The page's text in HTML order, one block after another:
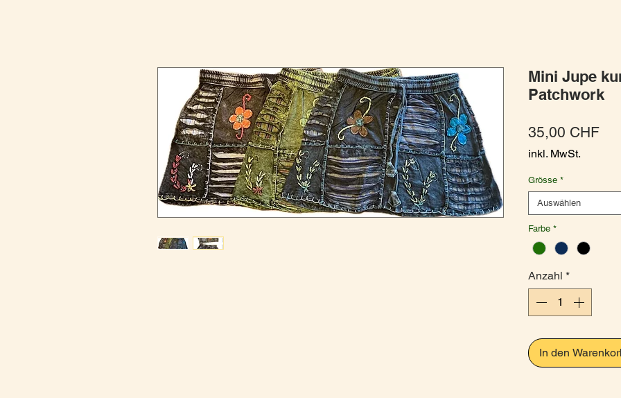
Mini Jupe
Patchwork
35,00 CHF
inkl. MwSt.
Grösse *
Auswählen
Farbe *
Anzahl *
In den